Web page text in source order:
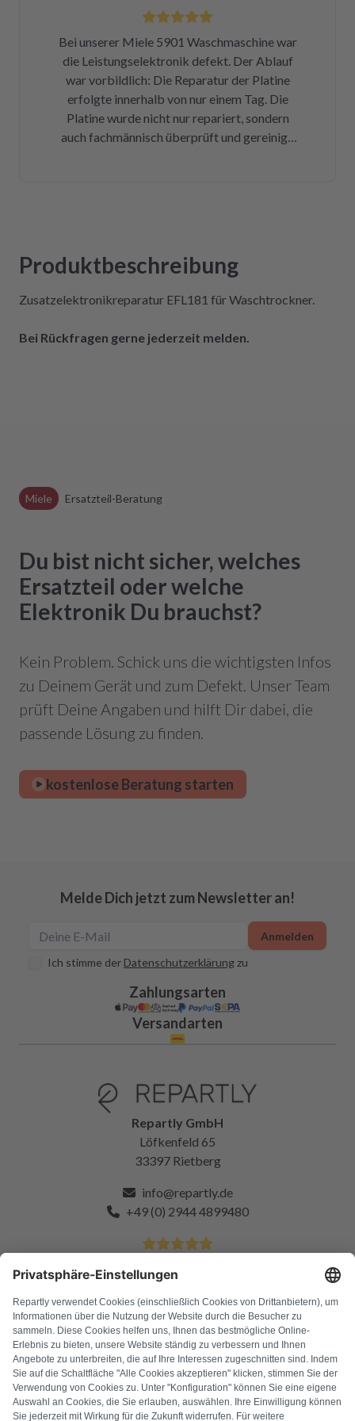
nicht erst wissen, was der Mieltechniker
Zukunft nicht wieder auf repartly
zurückgreifen müssen. Aber gut zu wissen,
dass es diese Möglichkeit gibt! Werden wir
definitiv weiter empfehlen.
Bei unserer Miele 5901 Waschmaschine war
die Leistungselektronik defekt. Der Ablauf
war vorbildlich: Die Reparatur der Platine
erfolgte innerhalb von nur einem Tag. Die
Platine wurde nicht nur repariert, sondern
auch fachmännisch überprüft und gereinigt.
Der Aus- und Einbau der Platine war dank der
Absolute Empfehlung!
Produktbeschreibung
Zusatzelektronikreparatur EFL181 für Waschtrockner.
Bei Rückfragen gerne jederzeit melden.
Miele Ersatzteil-Beratung
Du bist nicht sicher, welches
Ersatzteil oder welche
Elektronik Du brauchst?
Kein Problem. Schick uns die wichtigsten Infos
zu Deinem Gerät und zum Defekt. Unser Team
prüft Deine Angaben und hilft Dir dabei, die
passende Lösung zu finden.
kostenlose Beratung starten
Melde Dich jetzt zum Newsletter an!
Ich stimme der Datenschutzerklärung zu
Anmelden
Zahlungsarten
Versandarten
Repartly GmbH
Löfkenfeld 65
33397 Rietberg
info@repartly.de
+49 (0) 2944 4899480
FAQ
Alle Fehlercodes
Über uns